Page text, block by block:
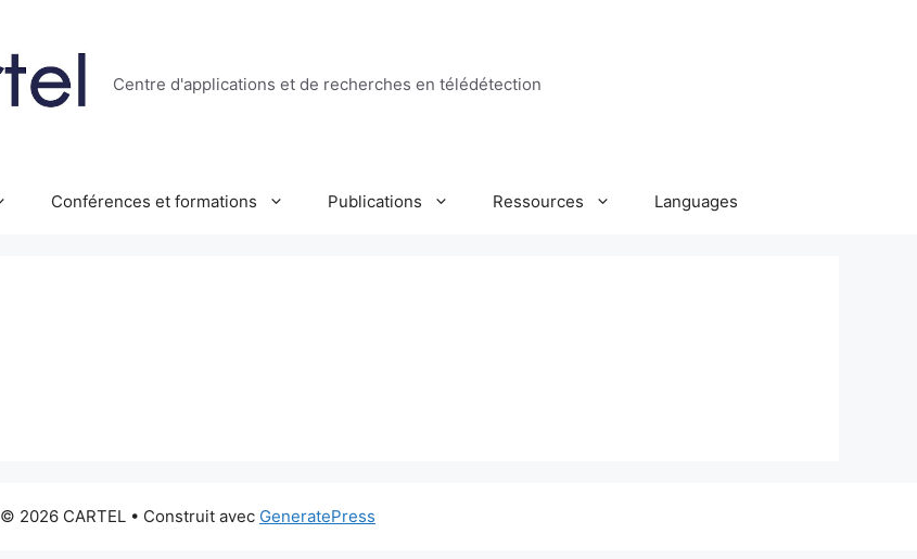
Centre d'applications et de recherches en télédétection
Conférences et formations Publications Ressources Languages
© 2026 CARTEL • Construit avec GeneratePress